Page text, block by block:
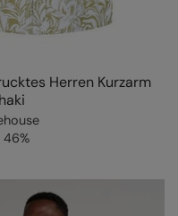
Herren Kurzarm
46%